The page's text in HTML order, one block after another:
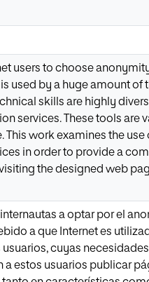
users to choose
used by a huge amount
skills are highly
services. These tools
This work examines the
in order to provide a
the designed web
a optar por el
a que Internet es
cuyas
a estos usuarios publicar